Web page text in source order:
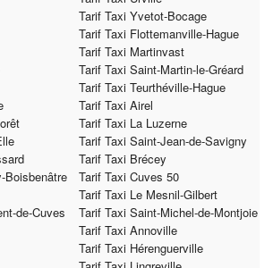
Tarif Taxi Yvetot-Bocage
Tarif Taxi Flottemanville-Hague
Tarif Taxi Martinvast
Tarif Taxi Saint-Martin-le-Gréard
Tarif Taxi Teurthéville-Hague
Tarif Taxi Airel
Tarif Taxi La Luzerne
Tarif Taxi Saint-Jean-de-Savigny
Tarif Taxi Brécey
Boisbenâtre
Tarif Taxi Cuves 50
Tarif Taxi Le Mesnil-Gilbert
de-Cuves
Tarif Taxi Saint-Michel-de-Montjoie
Tarif Taxi Annoville
Tarif Taxi Hérenguerville